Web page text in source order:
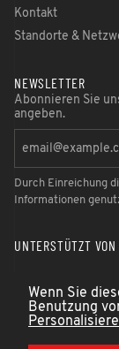
Kontakt
Standorte &
NEWSLETTER
Abonnieren Sie
angeben.
Durch Einreichung
Informationen
UNTERSTÜTZT VON
Wenn Sie
Benutzung